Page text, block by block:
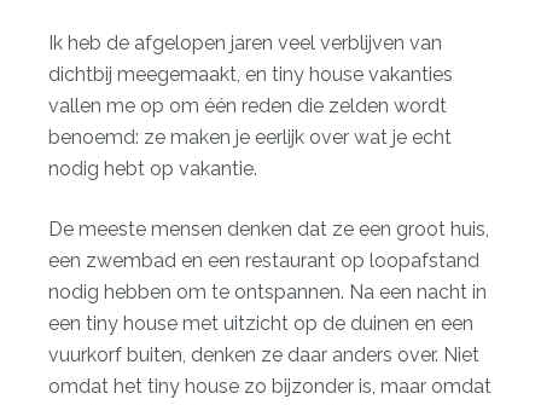
Ik heb de afgelopen jaren veel verblijven van
dichtbij meegemaakt, en tiny house vakanties
vallen me op om één reden die zelden wordt
benoemd: ze maken je eerlijk over wat je echt
nodig hebt op vakantie.
De meeste mensen denken dat ze een groot huis,
een zwembad en een restaurant op loopafstand
nodig hebben om te ontspannen. Na een nacht in
een tiny house met uitzicht op de duinen en een
vuurkorf buiten, denken ze daar anders over. Niet
omdat het tiny house zo bijzonder is, maar omdat